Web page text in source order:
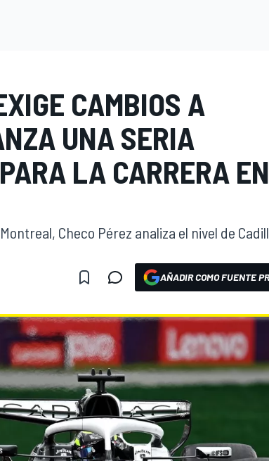
CAMBIOS A
UNA SERIA
LA CARRERA EN
Checo Pérez analiza el nivel de
AÑADIR COMO FUENTE